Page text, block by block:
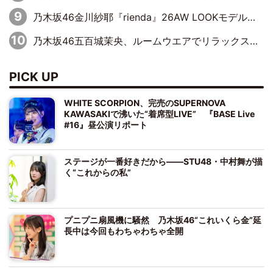
乃木坂46金川紗耶『rienda』26AW LOOKモデルに就任
乃木坂46五百城茉央、ルームウエアでリラックス「今回のグラビアを見て成長を感じていただけるとうれしい」
PICK UP
WHITE SCORPION、完売のSUPERNOVA
KAWASAKIで沸いた“着席型LIVE” 『BASE Live
#16』昼公演リポート
ステージが一番好きだから――STU48・中村舞が描
く“これからの私”
プニプニ扇風機に騒然 乃木坂46“これいくら金”延
長中は今回もわちゃわちゃ全開